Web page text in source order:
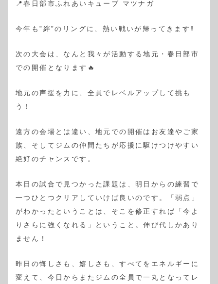
📍春日部市ふれあいキューブ マツナガ
今年も”絆”のリングに、熱い戦いが帰ってきます‼︎
次の大会は、なんと我々が活動する地元・春日部市
での開催となります🔥
地元の声援を力に、全員でレベルアップして挑も
う！
遠方の会場とは違い、地元での開催はお友達やご家
族、そしてジムの仲間たちが応援に駆けつけやすい
絶好のチャンスです。
本日の試合で見つかった課題は、明日からの練習で
一つひとつクリアしていけば良いのです。「弱点」
がわかったということは、そこを修正すれば「今よ
りさらに強くなれる」ということ。伸び代しかあり
ません！
昨日の悔しさも、嬉しさも、すべてをエネルギーに
変えて、今日からまたジムの全員で一丸となってレ